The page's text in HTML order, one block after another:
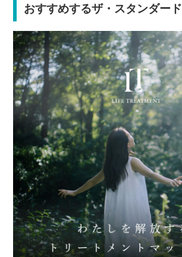
おすすめするザ・スタンダード